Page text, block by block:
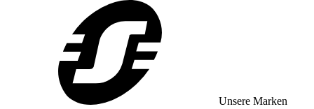
Unsere Marken